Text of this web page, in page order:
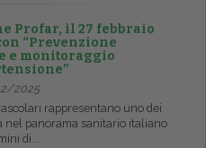
Profar, il 27 febbraio
“Prevenzione
e monitoraggio
2025
rappresentano uno dei
nel panorama sanitario italiano
di...